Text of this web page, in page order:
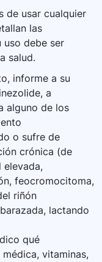
de usar cualquier
las
uso debe ser
salud.
informe a su
a
alguno de los
o sufre de
crónica (de
elevada,
feocromocitoma,
riñón
lactando
qué
vitaminas,